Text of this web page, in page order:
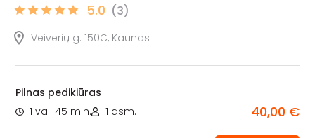
5.0 (3)
Veiverių g. 150C, Kaunas
Pilnas pedikiūras
1 val. 45 min.
1 asm. 40,00 €